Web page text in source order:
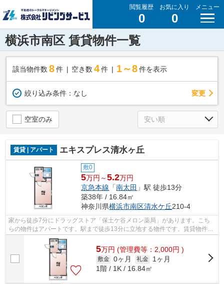
閲覧履歴
0
お気に入り
0
メニュー
横浜市南区 賃貸物件一覧
該当物件数 8件 空き数 4 件 1～8 件を表示
絞り込み条件： なし 変更
空室のみ
賃貸 | アパート エキスプレス清水ヶ丘
敷0
5万円～5.2万円
京急本線 「南太田 」駅 徒歩13分
築38年 / 16.84㎡
神奈川県横浜市南区清水ケ丘210-4
家から徒歩7分にドラッグストア「保土ケ谷メロン薬局」があります。こち
らの物件はアパートです。駅まで徒歩13分に立地する物件です。賃貸物件の
ことなら、豊富な物件情報を取り扱う当...
5万円 (管理費等：2,000円 )
敷金 0ヶ月 礼金
1ヶ月
1階 / 1K / 16.84㎡